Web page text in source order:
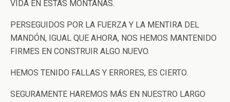
VIDA EN ESTAS MONTAÑAS.
PERSEGUIDOS POR LA FUERZA Y LA MENTIRA DEL
MANDÓN, IGUAL QUE AHORA, NOS HEMOS MANTENIDO
FIRMES EN CONSTRUIR ALGO NUEVO.
HEMOS TENIDO FALLAS Y ERRORES, ES CIERTO.
SEGURAMENTE HAREMOS MÁS EN NUESTRO LARGO